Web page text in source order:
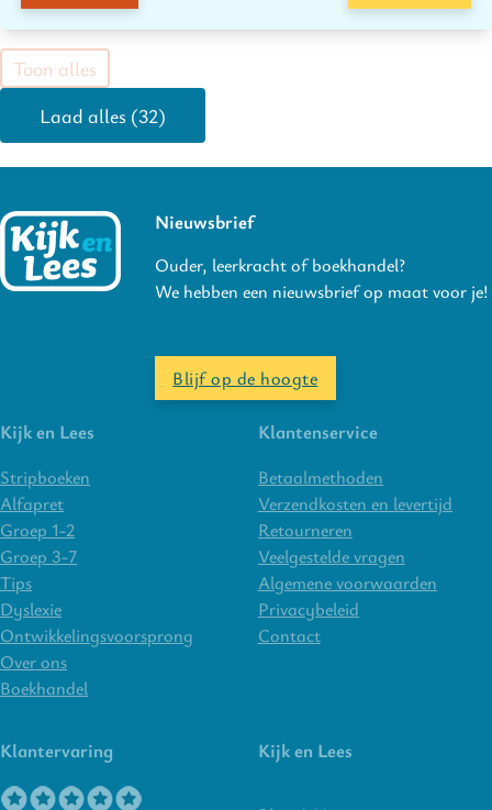
Laad alles (32)
Toon alles
Nieuwsbrief
Ouder, leerkracht of boekhandel?
We hebben een nieuwsbrief op maat voor je!
Blijf op de hoogte
Kijk en Lees
Stripboeken
Alfapret
Groep 1-2
Groep 3-7
Tips
Dyslexie
Ontwikkelingsvoorsprong
Over ons
Boekhandel
Klantenservice
Betaalmethoden
Verzendkosten en levertijd
Retourneren
Veelgestelde vragen
Algemene voorwaarden
Privacybeleid
Contact
Klantervaring Kijk en Lees